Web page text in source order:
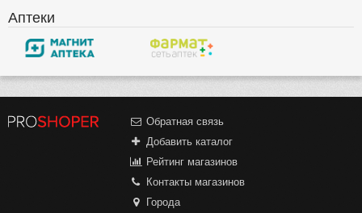
Аптеки
Обратная связь
Добавить каталог
Рейтинг магазинов
Контакты магазинов
Города